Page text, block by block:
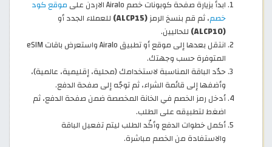
ابدأ بزيارة صفحة كوبونات خصم Airalo الاردن على
موقع كود
خصم، ثم قم بنسخ الرمز(ALCP15)
للعملاء الجدد أو
(ALCP10)
للحاليين.
انتقل بعدها إلى موقع أو تطبيق Airalo واستعرض باقات eSIM
المتوفرة حسب وجهتك.
حدّد الباقة المناسبة لاستخدامك (محلية، إقليمية، عالمية)،
وأضفها إلى قائمة الشراء، ثم توجّه إلى صفحة الدفع.
أدخل رمز الخصم في الخانة المخصصة ضمن صفحة الدفع، ثم
اضغط لتطبيقه على الطلب.
أكمل خطوات الدفع وأكّد الطلب ليتم تفعيل الباقة
والاستفادة من الخصم مباشرة.